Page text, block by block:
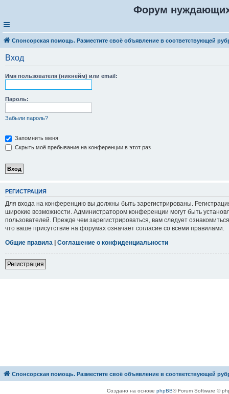
Форум
Спонсорская помощь. Разместите своё объявление в соответствующей
Вход
Имя пользователя (никнейм) или email:
Пароль:
Забыли пароль?
Запомнить меня
Скрыть моё пребывание на конференции в этот раз
РЕГИСТРАЦИЯ
Для входа на конференцию вы должны быть зарегистрированы.
широкие возможности. Администратором конференции могут быть
пользователей. Прежде чем зарегистрироваться, вам следует
что ваше присутствие на форумах означает согласие со всеми правилами.
Общие правила | Соглашение о конфиденциальности
Регистрация
Спонсорская помощь. Разместите своё объявление в соответствующей
Создано на основе phpBB® Forum Software ©